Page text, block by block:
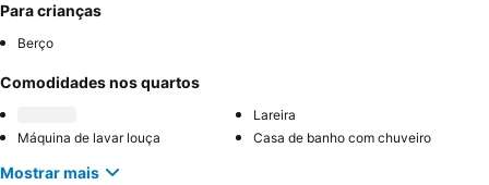
Para crianças
Berço
Comodidades nos quartos
Lareira
Máquina de lavar louça
Casa de banho com chuveiro
Mostrar mais